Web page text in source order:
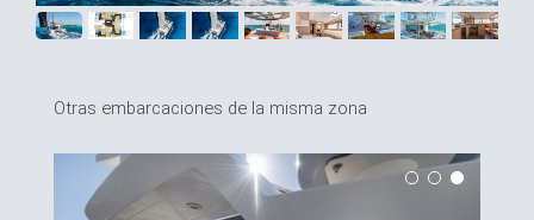
Otras embarcaciones de la misma zona